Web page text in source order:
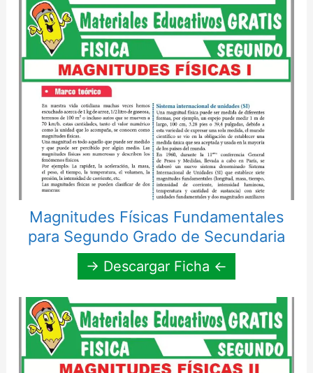
Magnitudes Físicas Fundamentales
para Segundo Grado de Secundaria
→ Descargar Ficha ←